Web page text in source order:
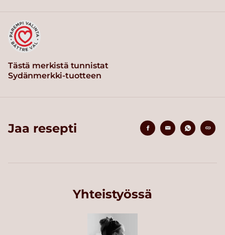
Tästä merkistä tunnistat
Sydänmerkki-tuotteen
Jaa resepti
Yhteistyössä